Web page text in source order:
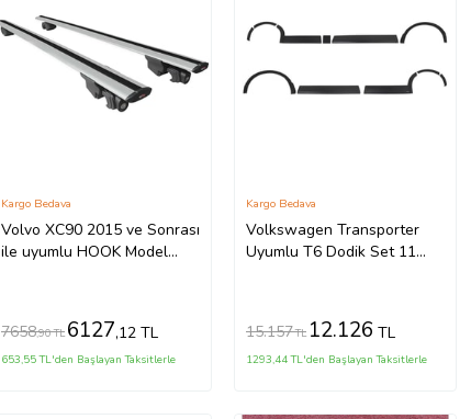
Volvo XC90 2015 ve Sonrası
ile uyumlu HOOK Model
Kargo Bedava
7658,90 TL 6127,12 TL
653,55 TL'den Başlayan Taksitlerle
Volkswagen Transporter
Uyumlu T6 Dodik Set 11
Kargo Bedava
15.157TL 12.126 TL
1293,44 TL'den Başlayan Taksitlerle